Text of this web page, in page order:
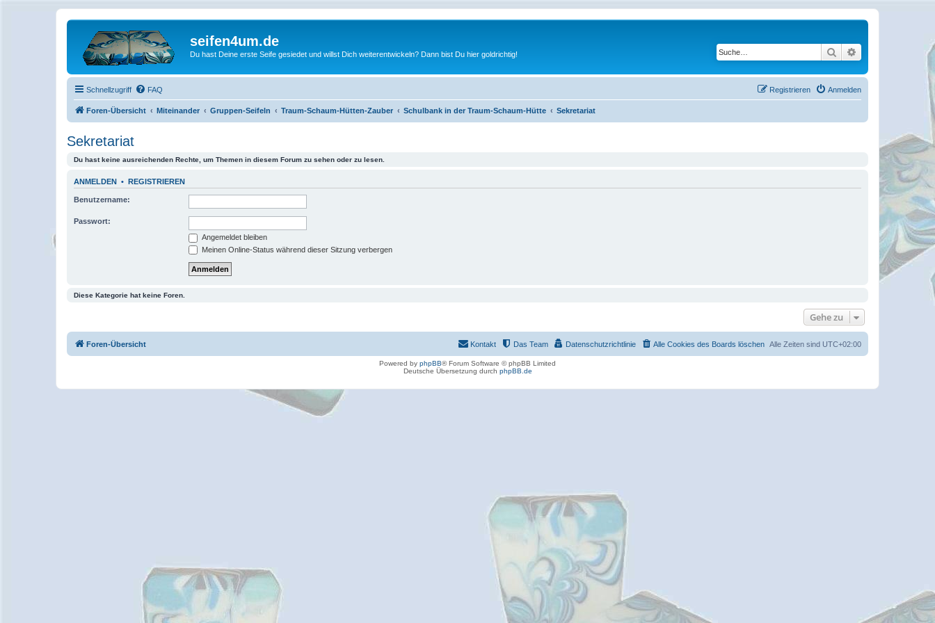
seifen4um.de
Du hast Deine erste Seife gesiedet und willst Dich weiterentwickeln? Dann bist Du hier goldrichtig! Suche Erweiterte Suche
Schnellzugriff FAQ Anmelden
Registrieren
Foren-Übersicht Miteinander Gruppen-Seifeln Traum-Schaum-Hütten-Zauber Schulbank in der Traum-Schaum-Hütte Sekretariat
Sekretariat
Du hast keine ausreichenden Rechte, um Themen in diesem Forum zu sehen oder zu lesen.
ANMELDEN • REGISTRIEREN
Benutzername:
Passwort:
Angemeldet bleiben
Meinen Online-Status während dieser Sitzung verbergen
Diese Kategorie hat keine Foren.
Gehe zu
Foren-Übersicht Alle Zeiten sind UTC+02:00
Alle Cookies des Boards löschen
Datenschutzrichtlinie
Das Team
Kontakt
Powered by phpBB® Forum Software © phpBB Limited
Deutsche Übersetzung durch phpBB.de